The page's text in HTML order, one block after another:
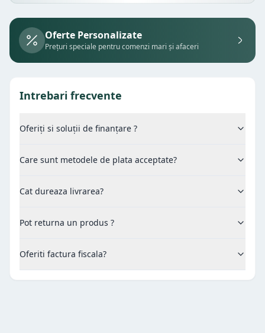
Oferte Personalizate
Prețuri speciale pentru comenzi mari și afaceri
Intrebari frecvente
Oferiți si soluții de finanțare ?
Care sunt metodele de plata acceptate?
Cat dureaza livrarea?
Pot returna un produs ?
Oferiti factura fiscala?